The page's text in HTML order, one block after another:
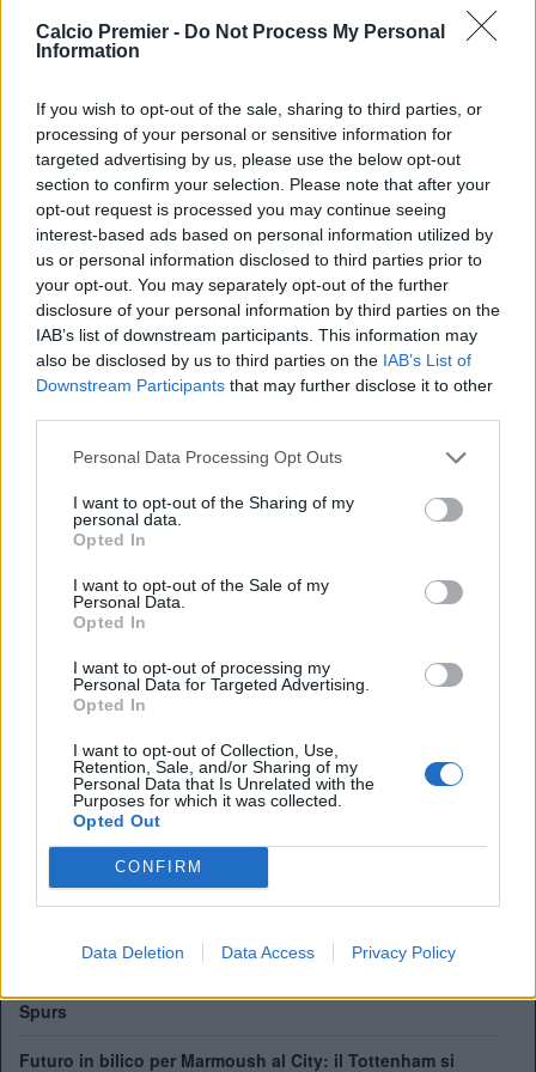
Calcio Premier - Do Not Process My Personal
Information
If you wish to opt-out of the sale, sharing to third parties, or
processing of your personal or sensitive information for
targeted advertising by us, please use the below opt-out
section to confirm your selection. Please note that after your
opt-out request is processed you may continue seeing
interest-based ads based on personal information utilized by
us or personal information disclosed to third parties prior to
your opt-out. You may separately opt-out of the further
disclosure of your personal information by third parties on the
IAB’s list of downstream participants. This information may
also be disclosed by us to third parties on the IAB’s List of
Downstream Participants that may further disclose it to other
Personal Data Processing Opt Outs
I want to opt-out of the Sharing of my
personal data.
Opted In
I want to opt-out of the Sale of my
Personal Data.
Opted In
I want to opt-out of processing my
Personal Data for Targeted Advertising.
Opted In
I want to opt-out of Collection, Use,
Retention, Sale, and/or Sharing of my
Personal Data that Is Unrelated with the
Purposes for which it was collected.
Opted Out
CONFIRM
Data Deletion Data Access Privacy Policy
Twitter @Calciopremier
Stadio:Tottenham Hotspur Stadium (62850)
Presidente: Daniel Levy
Manager:Ange Postecoglou
ALBO D'ORO
Premier League:2
FA Cup:8
League Cup:
FA Community Shield:7
Tottenham, che succede a Vicario: Kinsky è il nuovo
titolare
De Zerbi: "Kulusevski? Niente pressione dopo
l'infortunio"
Tottenham scatenato per Gakpo: contatto con gli agenti,
De Zerbi vuole l'olandese
Spurs
Futuro in bilico per Marmoush al City: il Tottenham si